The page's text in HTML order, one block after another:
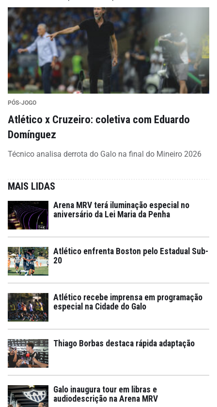
PÓS-JOGO
Atlético x Cruzeiro: coletiva com Eduardo
Domínguez
Técnico analisa derrota do Galo na final do Mineiro 2026
MAIS LIDAS
Arena MRV terá iluminação especial no
aniversário da Lei Maria da Penha
Atlético enfrenta Boston pelo Estadual Sub-
20
Atlético recebe imprensa em programação
especial na Cidade do Galo
Thiago Borbas destaca rápida adaptação
Galo inaugura tour em libras e
audiodescrição na Arena MRV